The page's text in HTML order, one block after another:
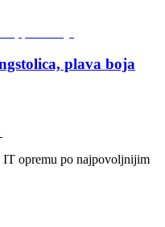
plava boja
IT opremu po najpovoljnijim